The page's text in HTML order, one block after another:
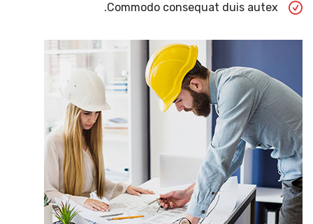
Commodo consequat duis autex.